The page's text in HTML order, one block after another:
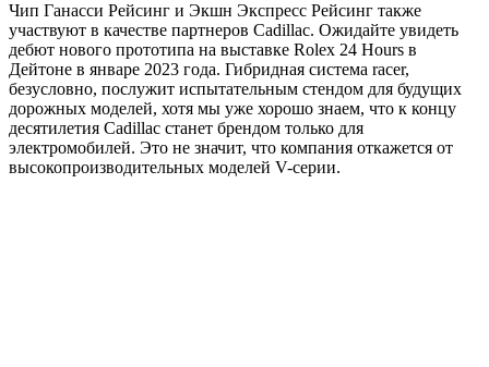
Чип Ганасси Рейсинг и Экшн Экспресс Рейсинг также
участвуют в качестве партнеров Cadillac. Ожидайте увидеть
дебют нового прототипа на выставке Rolex 24 Hours в
Дейтоне в январе 2023 года. Гибридная система racer,
безусловно, послужит испытательным стендом для будущих
дорожных моделей, хотя мы уже хорошо знаем, что к концу
десятилетия Cadillac станет брендом только для
электромобилей. Это не значит, что компания откажется от
высокопроизводительных моделей V-серии.